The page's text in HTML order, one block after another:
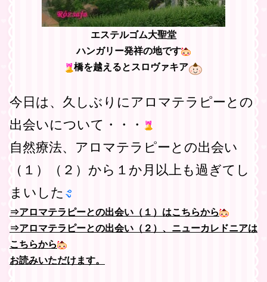
エステルゴム大聖堂
ハンガリー発祥の地です
橋を越えるとスロヴァキア
今日は、久しぶりにアロマテラピーとの
出会いについて・・・
自然療法、アロマテラピーとの出会い
（１）（２）から１か月以上も過ぎてし
まいした
⇒アロマテラピーとの出会い（１）はこちらから
⇒アロマテラピーとの出会い（２）、ニューカレドニアは
こちらから
お読みいただけます。